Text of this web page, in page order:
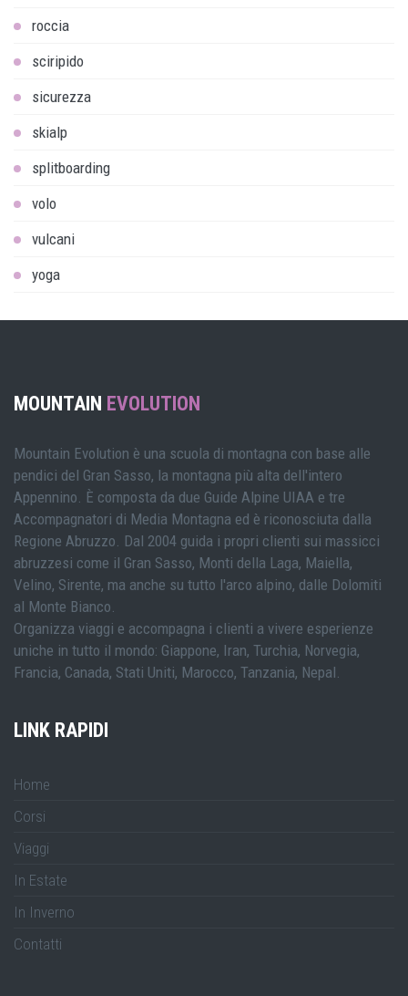
roccia
sciripido
sicurezza
skialp
splitboarding
volo
vulcani
yoga
MOUNTAIN EVOLUTION
Mountain Evolution è una scuola di montagna con base alle
pendici del Gran Sasso, la montagna più alta dell'intero
Appennino. È composta da due Guide Alpine UIAA e tre
Accompagnatori di Media Montagna ed è riconosciuta dalla
Regione Abruzzo. Dal 2004 guida i propri clienti sui massicci
abruzzesi come il Gran Sasso, Monti della Laga, Maiella,
Velino, Sirente, ma anche su tutto l'arco alpino, dalle Dolomiti
al Monte Bianco.
Organizza viaggi e accompagna i clienti a vivere esperienze
uniche in tutto il mondo: Giappone, Iran, Turchia, Norvegia,
Francia, Canada, Stati Uniti, Marocco, Tanzania, Nepal.
LINK RAPIDI
Home
Corsi
Viaggi
In Estate
In Inverno
Contatti